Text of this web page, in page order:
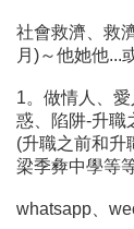
社會救濟、救
月)～他她他...
1。做情人、
惑、陷阱-升職
(升職之前和升
梁季彜中學等
whatsapp、